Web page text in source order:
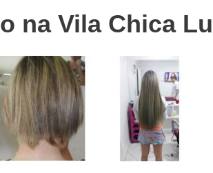
Colocação de Prótese Capilar Masculina
Manutenção de Prótese Capilar em Sp
Manutenção de Prótese de Cabelo
Manutenção em Prótese Capilar Masculina
Confecção de Perucas
Naturais Femininas
Perucas
na Vila Chica